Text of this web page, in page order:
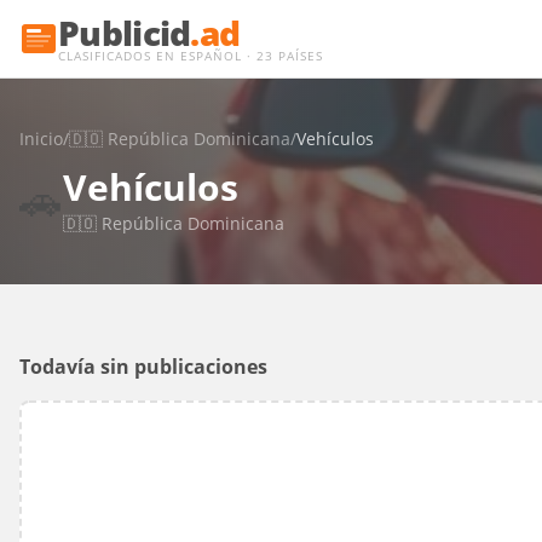
Publicid.ad
CLASIFICADOS EN ESPAÑOL · 23 PAÍSES
Inicio/🇩🇴 República Dominicana/Vehículos
Vehículos
🇩🇴 República Dominicana
Todavía sin publicaciones